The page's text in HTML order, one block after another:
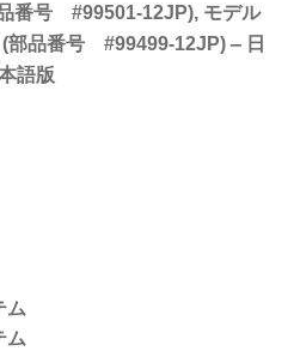
番号 #99501-12JP), モデル
(部品番号 #99499-12JP) – 日
語版
ム
ム